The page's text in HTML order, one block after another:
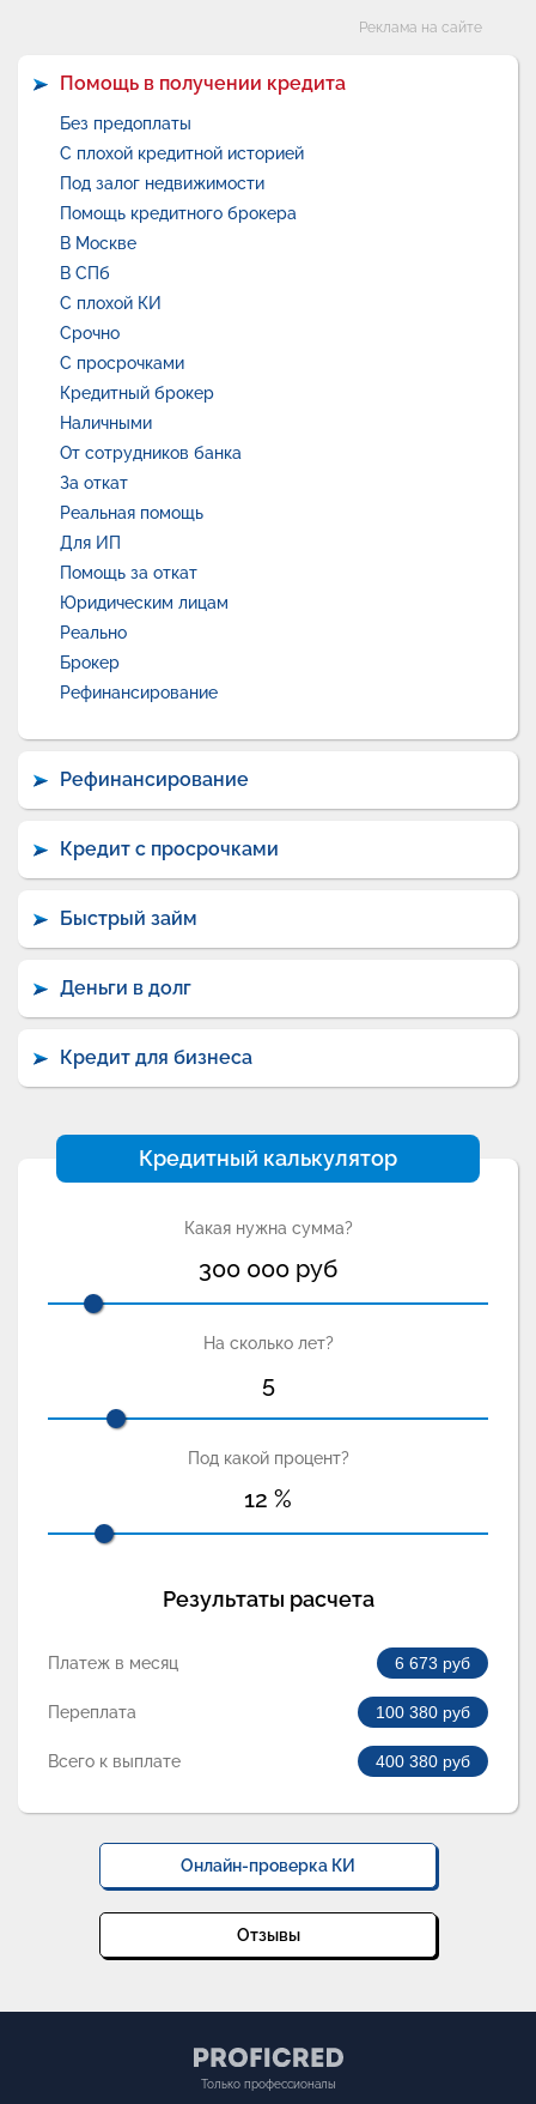
Реклама на сайте
Помощь в получении кредита
Без предоплаты
С плохой кредитной историей
Под залог недвижимости
Помощь кредитного брокера
В Москве
В СПб
С плохой КИ
Срочно
С просрочками
Кредитный брокер
Наличными
От сотрудников банка
За откат
Реальная помощь
Для ИП
Помощь за откат
Юридическим лицам
Реально
Брокер
Рефинансирование
Рефинансирование
Кредит с просрочками
Быстрый займ
Деньги в долг
Кредит для бизнеса
Кредитный калькулятор
Какая нужна сумма?
300 000 руб
На сколько лет?
5
Под какой процент?
12 %
Результаты расчета
Платеж в месяц 6 673 руб
Переплата 100 380 руб
Всего к выплате 400 380 руб
Онлайн-проверка КИ
Отзывы
Только профессионалы